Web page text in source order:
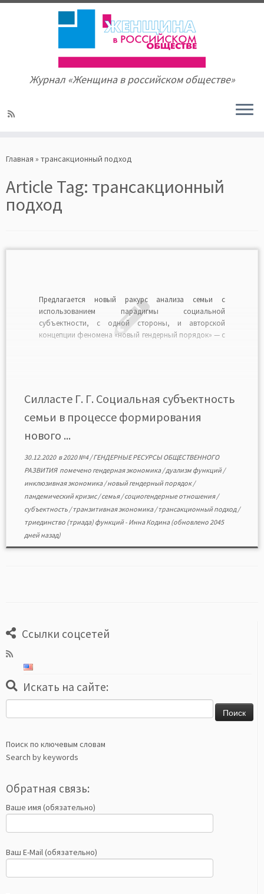
to
Журнал «Женщина в российском обществе»
Главная » трансакционный подход
Article Tag: трансакционный
подход
Предлагается новый ракурс анализа семьи с
использованием парадигмы социальной
субъектности, с одной стороны, и авторской
концепции феномена «новый гендерный порядок» — с
направлений ее изучения сквозь призму
социогендерного ресурса общественного развития в
[…]
Силласте Г. Г. Социальная субъектность
семьи в процессе формирования
нового ...
30.12.2020в2020 №4/ГЕНДЕРНЫЕ РЕСУРСЫ ОБЩЕСТВЕННОГО
РАЗВИТИЯ помечено гендерная экономика/дуализм функций/
инклюзивная экономика/новый гендерный порядок/
пандемический кризис/семья/социогендерные отношения/
субъектность /транзитивная экономика/трансакционный подход/
триединство (триада) функций- Инна Кодина(обновлено 2045
дней назад)
Ссылки соцсетей
Искать на сайте:
Поиск по ключевым словам
Search by keywords
Обратная связь:
Ваше имя (обязательно)
Ваш E-Mail (обязательно)